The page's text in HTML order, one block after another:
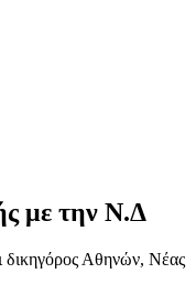
με την Ν.Δ
δικηγόρος Αθηνών, Νέας